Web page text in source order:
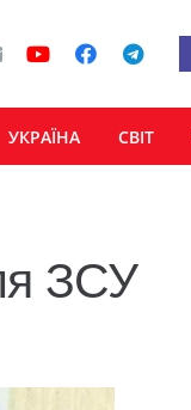
УКРАЇНА СВІТ
ЗСУ